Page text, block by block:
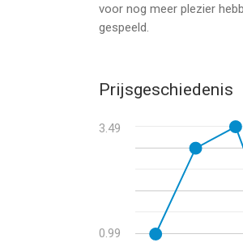
Kahuna van USM is een
Informatie voor Kahunais
voor nog meer plezier
gespeeld.
Prijsgeschiedenis
3.49
0.99